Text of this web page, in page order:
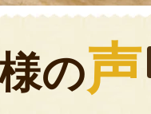
の声